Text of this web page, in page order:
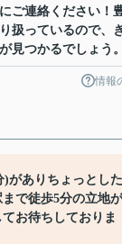
ご連絡ください！
扱っているので、
見つかるでしょう。
情報
がありちょっとした
で徒歩5分の立地が
お待ちしておりま